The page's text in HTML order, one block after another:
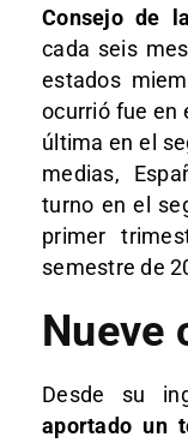
Consejo de
cada seis
estados
ocurrió fue en
última en el
medias,
turno en el
primer
semestre de
Nueve
Desde su
aportado un